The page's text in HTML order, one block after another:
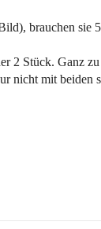
brauchen sie
2 Stück. Ganz
nicht mit beiden